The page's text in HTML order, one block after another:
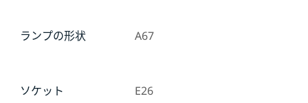
ランプの形状 A67
ソケット E26